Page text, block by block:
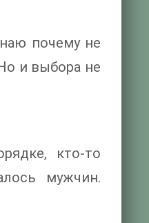
почему не
и выбора не
кто-то
мужчин.